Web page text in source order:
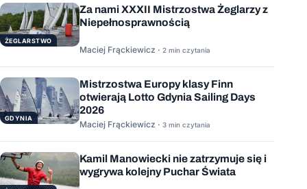
ŻEGLARSTWO
Za nami XXXII Mistrzostwa Żeglarzy z
Niepełnosprawnością
Maciej Frąckiewicz · 2 min czytania
GDYNIA
Mistrzostwa Europy klasy Finn
otwierają Lotto Gdynia Sailing Days
2026
Maciej Frąckiewicz · 3 min czytania
Kamil Manowiecki nie zatrzymuje się i
wygrywa kolejny Puchar Świata